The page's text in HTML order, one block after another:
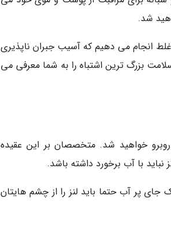
شد.
انجام می دهیم که آسیب جبران ناپذیری
بزرگ ترین اشتباه را به شما معرفی می
روبرو خواهید شد. متخصصان بر این عقیده
با آب برخورد داشته باشد.
پر آب حتما باید لنز را از چشم هایتان